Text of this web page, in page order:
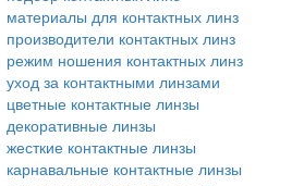
материалы для контактных линз
производители контактных линз
режим ношения контактных линз
уход за контактными линзами
цветные контактные линзы
декоративные линзы
жесткие контактные линзы
карнавальные контактные линзы